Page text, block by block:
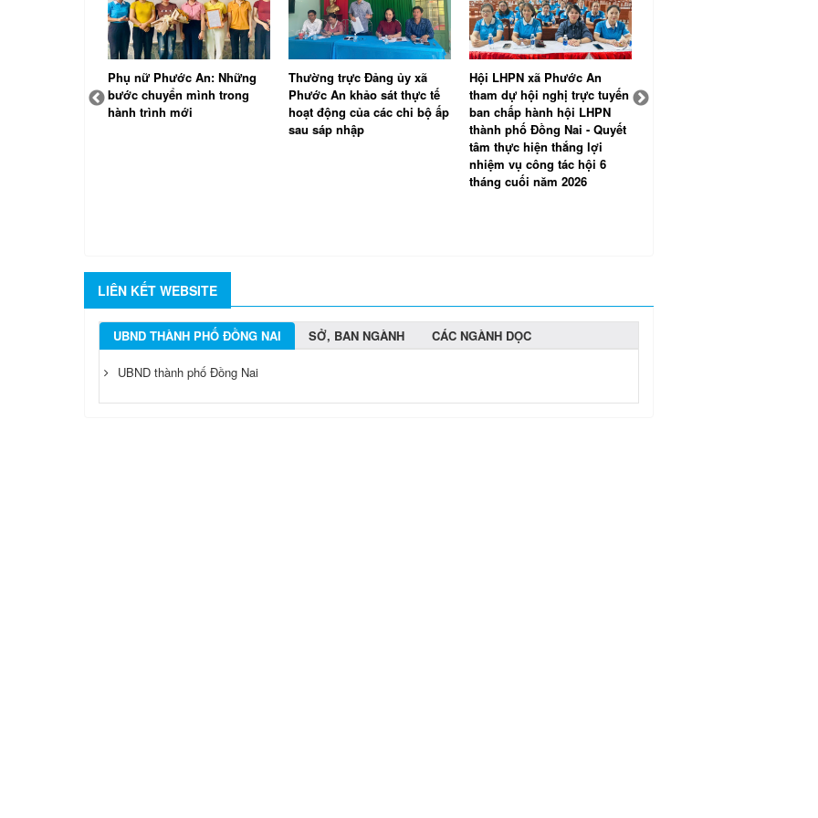
Phụ nữ Phước An: Những
bước chuyển mình trong
hành trình mới
Thường trực Đảng ủy xã
Phước An khảo sát thực tế
hoạt động của các chi bộ ấp
sau sáp nhập
Hội LHPN xã Phước An
tham dự hội nghị trực tuyến
ban chấp hành hội LHPN
thành phố Đồng Nai - Quyết
tâm thực hiện thắng lợi
nhiệm vụ công tác hội 6
tháng cuối năm 2026
LIÊN KẾT WEBSITE
UBND THÀNH PHỐ ĐỒNG NAI SỞ, BAN NGÀNH CÁC NGÀNH DỌC
UBND thành phố Đồng Nai